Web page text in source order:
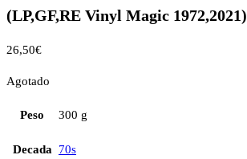
(LP,GF,RE Vinyl Magic 1972,2021)
26,50€
Agotado
Peso 300 g
Decada 70s